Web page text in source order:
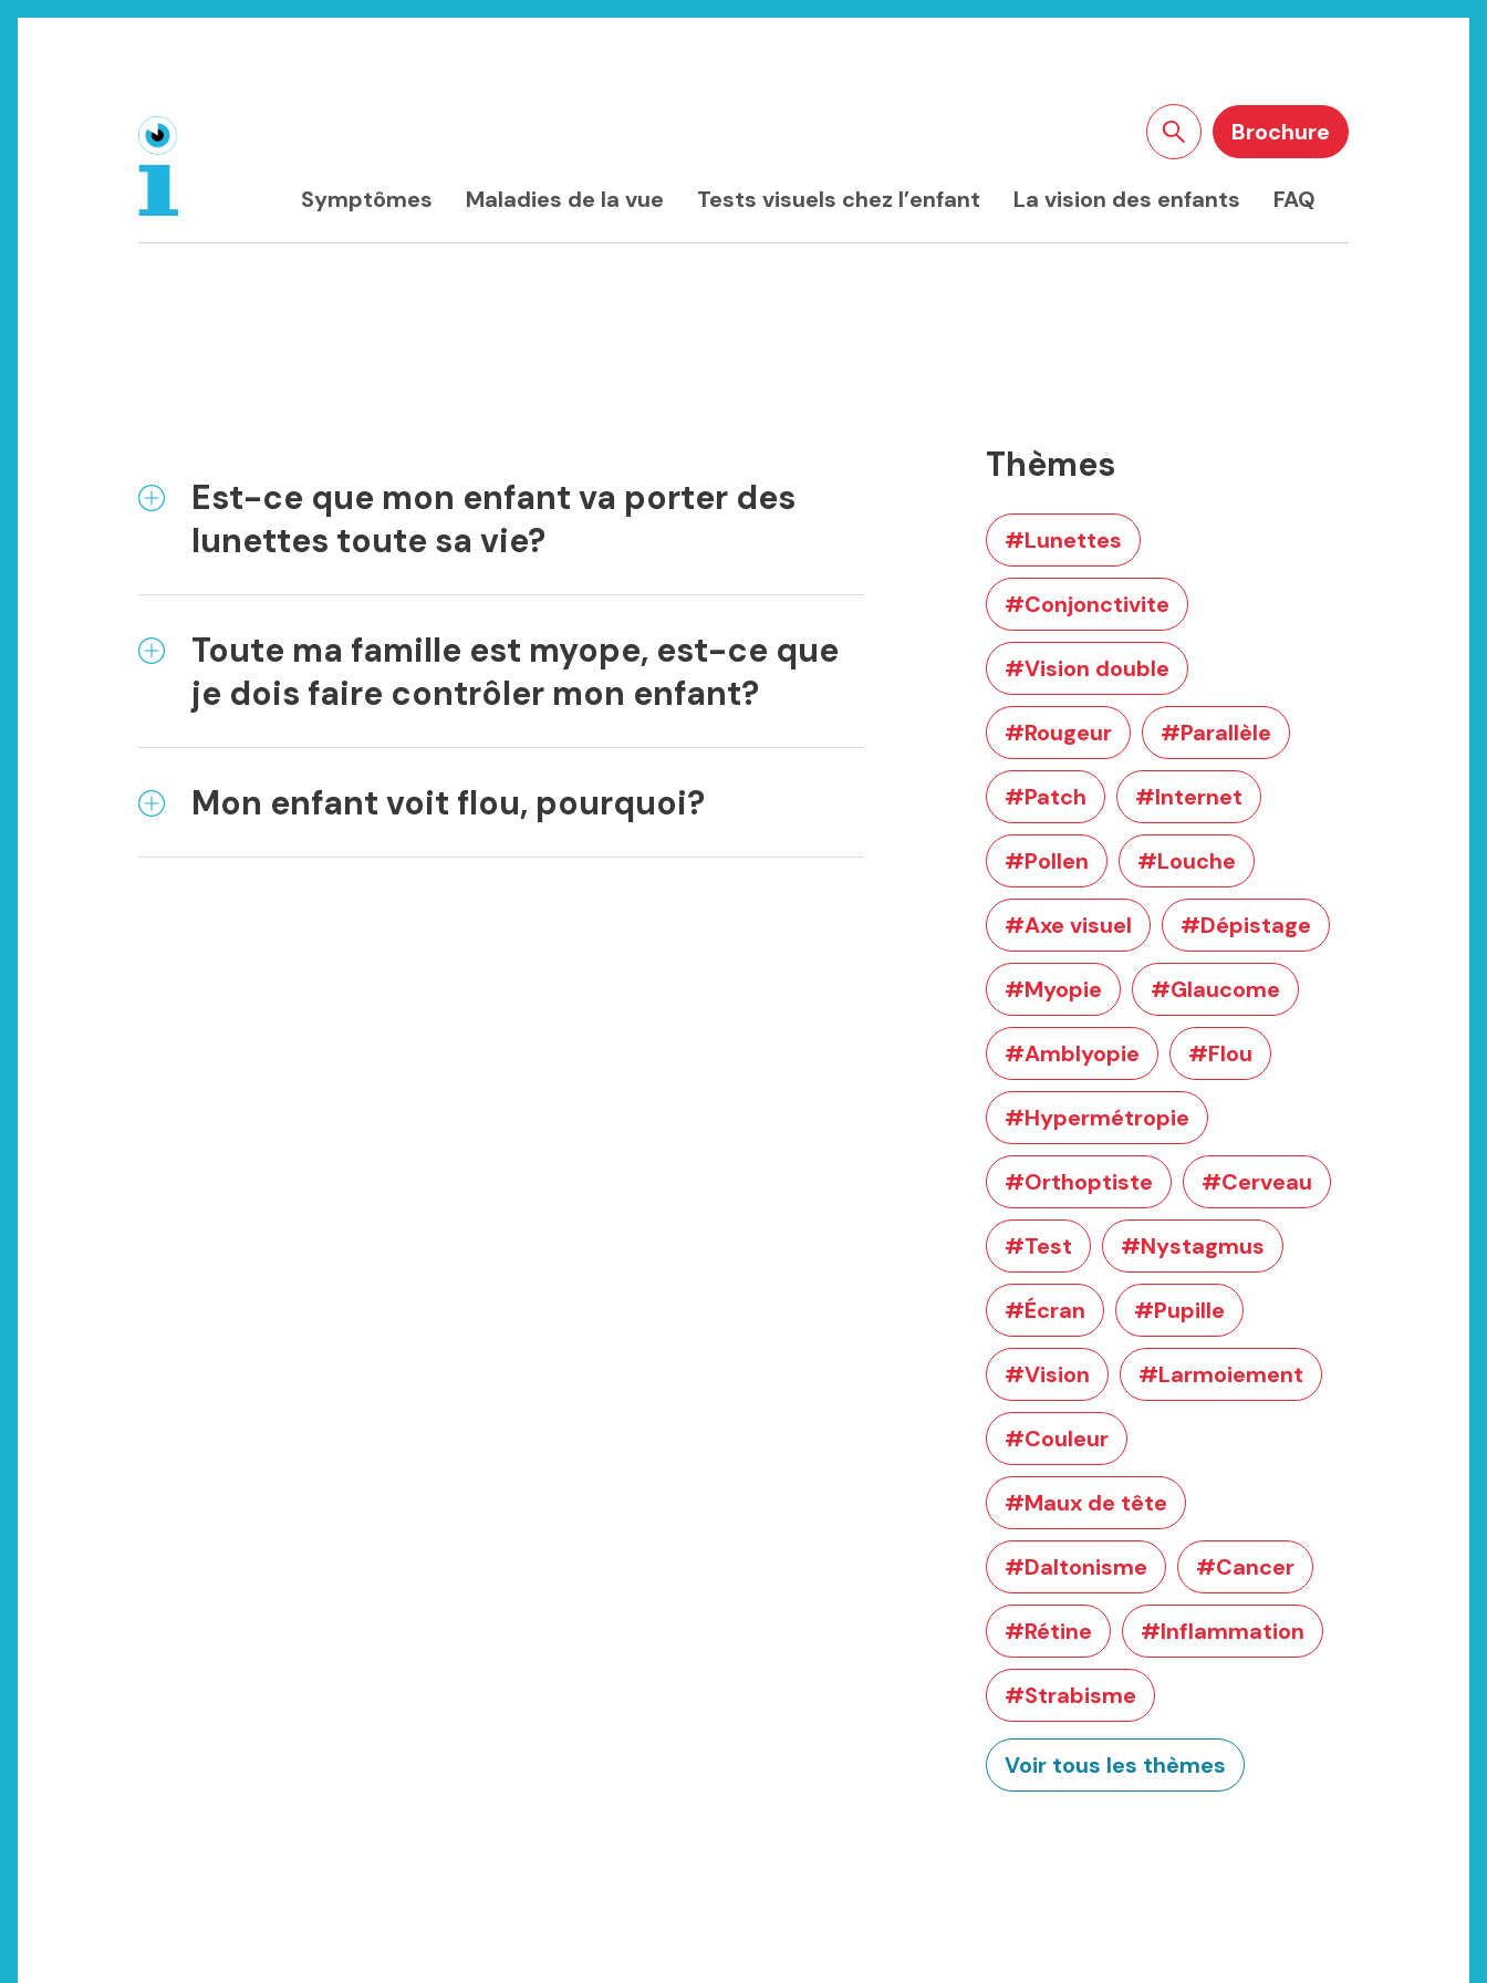
Symptômes Maladies de la vue Tests visuels chez l’enfant La vision des enfants FAQ
Rechercher sur le site
Brochure
Est-ce que mon enfant va porter des
lunettes toute sa vie?
Toute ma famille est myope, est-ce que
je dois faire contrôler mon enfant?
Mon enfant voit flou, pourquoi?
Thèmes
#Lunettes
#Conjonctivite
#Vision double
#Rougeur #Parallèle
#Patch #Internet
#Pollen #Louche
#Axe visuel #Dépistage
#Myopie #Glaucome
#Amblyopie #Flou
#Hypermétropie
#Orthoptiste #Cerveau
#Test #Nystagmus
#Écran #Pupille
#Vision #Larmoiement
#Couleur
#Maux de tête
#Daltonisme #Cancer
#Rétine #Inflammation
#Strabisme
Voir tous les thèmes